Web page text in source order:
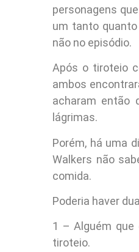
personagens
um tanto
não no episódio.
Após o tiroteio
ambos
acharam então
lágrimas.
Porém, há uma
Walkers não
comida.
Poderia haver
1 – Alguém que
tiroteio.